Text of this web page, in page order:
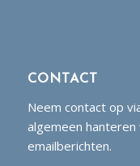
CONTACT
Neem contact op
algemeen
emailberichten.